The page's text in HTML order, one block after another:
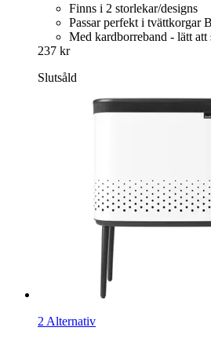
Finns i 2 storlekar/designs
Passar perfekt i tvättkorgar
Med kardborreband - lätt att
237 kr
Slutsåld
2 Alternativ